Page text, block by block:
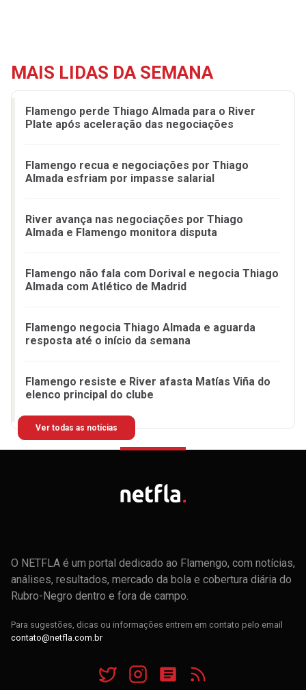
MAIS LIDAS DA SEMANA
Flamengo perde Thiago Almada para o River
Plate após aceleração das negociações
Flamengo recua e negociações por Thiago
Almada esfriam por impasse salarial
River avança nas negociações por Thiago
Almada e Flamengo monitora disputa
Flamengo não fala com Dorival e negocia Thiago
Almada com Atlético de Madrid
Flamengo negocia Thiago Almada e aguarda
resposta até o início da semana
Flamengo resiste e River afasta Matías Viña do
elenco principal do clube
Ver todas as notícias
O NETFLA é um portal dedicado ao Flamengo, com notícias,
análises, resultados, mercado da bola e cobertura diária do
Rubro-Negro dentro e fora de campo.
Para sugestões, dicas ou informações entrem em contato pelo email
contato@netfla.com.br